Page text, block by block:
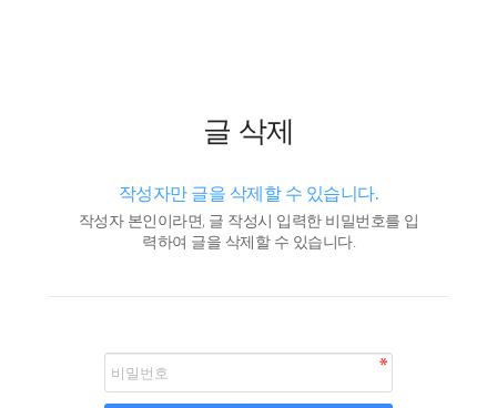
글 삭제
작성자만 글을 삭제할 수 있습니다.
작성자 본인이라면, 글 작성시 입력한 비밀번호를 입
력하여 글을 삭제할 수 있습니다.